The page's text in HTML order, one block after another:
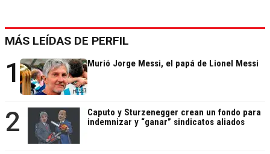
MÁS LEÍDAS DE PERFIL
1 Murió Jorge Messi, el papá de Lionel Messi
2
Caputo y Sturzenegger crean un fondo para
indemnizar y “ganar” sindicatos aliados